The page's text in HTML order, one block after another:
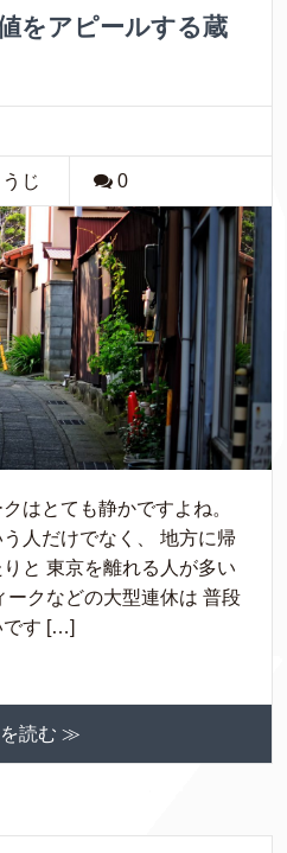
をアピールする蔵
じ 0
はとても静かですよね。
人だけでなく、 地方に帰
と 東京を離れる人が多い
ークなどの大型連休は 普段
です […]
読む ≫